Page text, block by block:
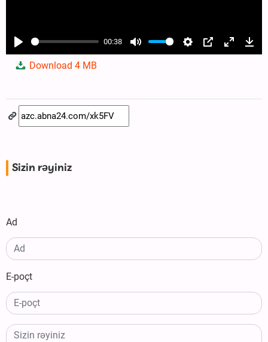
Play
00:38
Mute Settings
PIP Enter
Download4 MB
Sizin rəyiniz
Ad
E-poçt